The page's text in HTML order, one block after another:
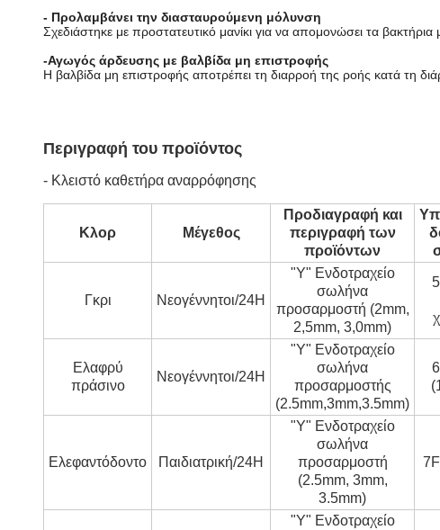
- Προλαμβάνει την διασταυρούμενη μόλυνση
Σχεδιάστηκε με προστατευτικό μανίκι για να απομονώσει τα
-Αγωγός άρδευσης με βαλβίδα μη επιστροφής
Η βαλβίδα μη επιστροφής αποτρέπει τη διαρροή της ροής κατά τη
Περιγραφή του προϊόντος
- Κλειστό καθετήρα αναρρόφησης
Κλορ Μέγεθος
Προδιαγραφή και
περιγραφή των
προϊόντων
Γκρι Νεογέννητοι/24H
"Y" Ενδοτραχείο
σωλήνα
προσαρμοστή (2mm,
2,5mm, 3,0mm)
Ελαφρύ
πράσινο
Νεογέννητοι/24H
"Y" Ενδοτραχείο
σωλήνα
προσαρμοστής
(2.5mm,3mm,3.5mm)
Ελεφαντόδοντο Παιδιατρική/24H
"Y" Ενδοτραχείο
σωλήνα
προσαρμοστή
(2.5mm, 3mm,
3.5mm)
"Y" Ενδοτραχείο